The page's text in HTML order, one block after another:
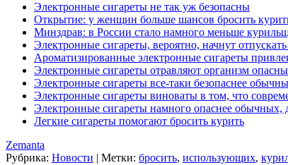
Электронные сигареты не так уж безопасны
Открытие: у женщин больше шансов бросить
Минздрав: в России стало намного меньше
Электронные сигареты, вероятно, начнут
Ароматизированные электронные сигареты
Электронные сигареты отравляют организм
Электронные сигареты все-таки безопаснее
Электронные сигареты виноваты в том, что
Электронные сигареты намного опаснее обычных,
Легкие сигареты помогают бросить курить
Zemanta
Рубрика: Новости | Метки: бросить, использующих,